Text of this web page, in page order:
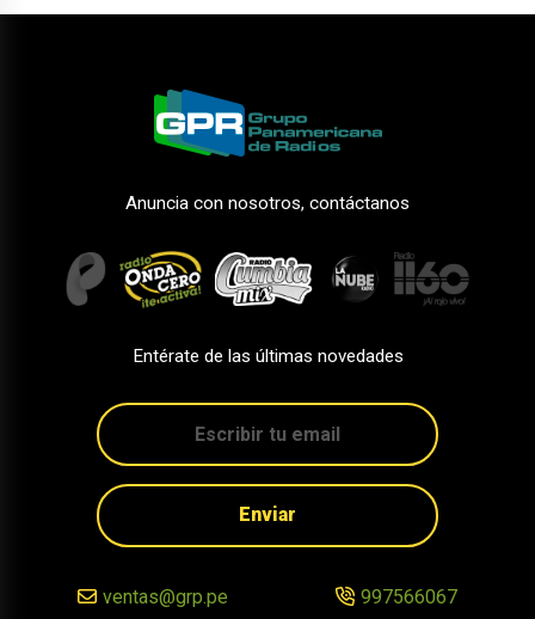
Anuncia con nosotros, contáctanos
Entérate de las últimas novedades
Enviar
ventas@grp.pe 997566067